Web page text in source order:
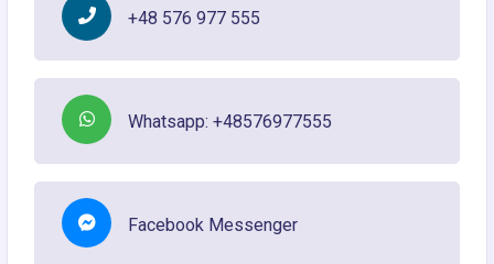
+48 576 977 555
Whatsapp: +48576977555
Facebook Messenger